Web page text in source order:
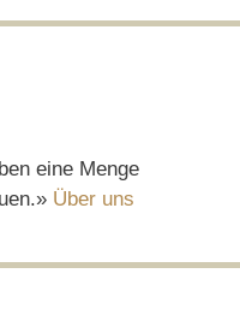
eine Menge
Über uns